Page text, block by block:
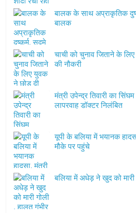
बालक के साथ अप्राकृतिक
बालक
चाची को चुनाव जिताने के
की नौकरी
मंत्री उपेन्द्र तिवारी का
लापरवाह डॉक्टर निलंबित
यूपी के बलिया में भयानक
मौके पर पहुंचे
बलिया में अधेड़ ने खुद को मारी